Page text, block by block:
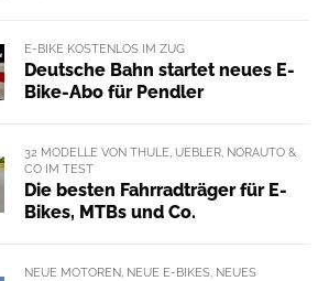
E-BIKE KOSTENLOS IM ZUG
Deutsche Bahn startet neues E-
Bike-Abo für Pendler
32 MODELLE VON THULE, UEBLER, NORAUTO &
CO IM TEST
Die besten Fahrradträger für E-
Bikes, MTBs und Co.
NEUE MOTOREN, NEUE E-BIKES, NEUES